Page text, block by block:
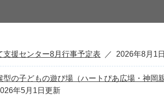
支援センター8月行事予定表 2026年8月1
型の子どもの遊び場（ハートぴあ広場・神岡
年5月1日更新